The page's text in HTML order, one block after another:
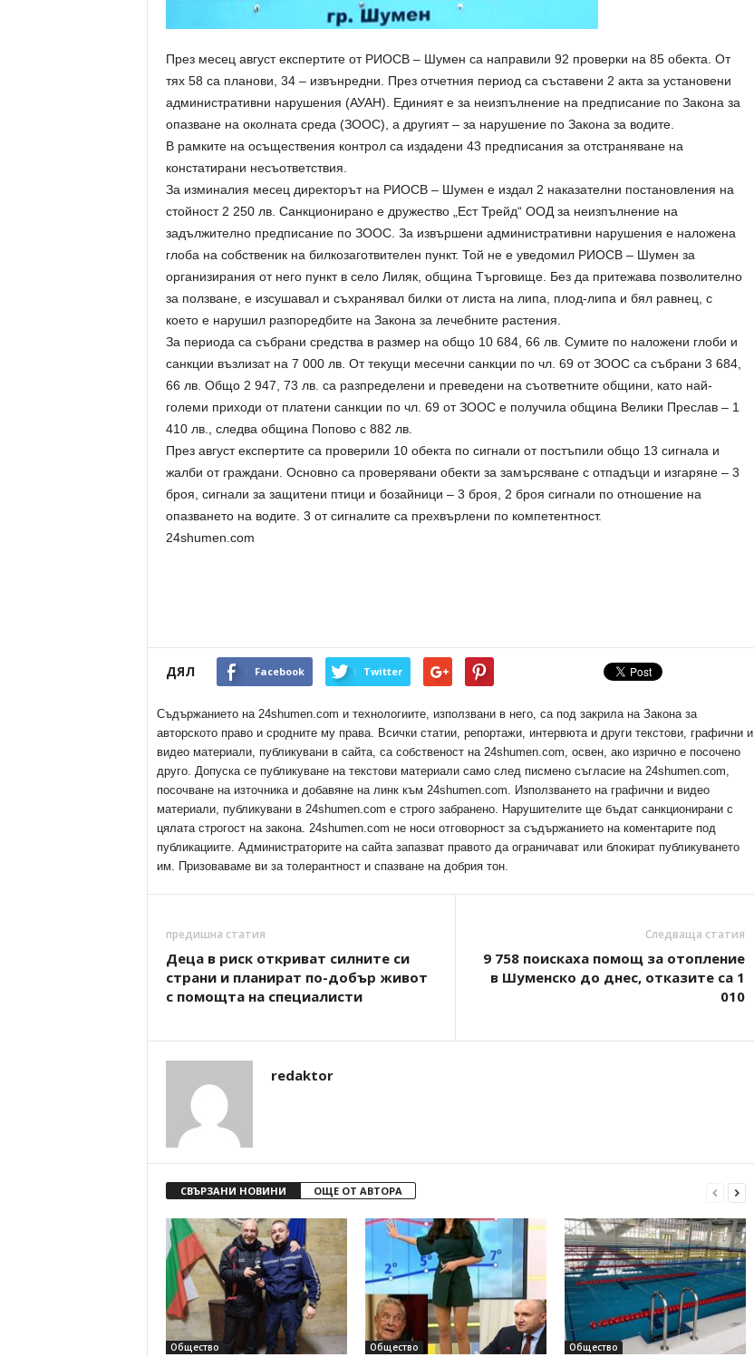
През месец август експертите от РИОСВ – Шумен са направили 92 проверки на 85 обекта. От
тях 58 са планови, 34 – извънредни. През отчетния период са съставени 2 акта за установени
административни нарушения (АУАН). Единият е за неизпълнение на предписание по Закона за
опазване на околната среда (ЗООС), а другият – за нарушение по Закона за водите.
В рамките на осъществения контрол са издадени 43 предписания за отстраняване на
констатирани несъответствия.
За изминалия месец директорът на РИОСВ – Шумен е издал 2 наказателни постановления на
стойност 2 250 лв. Санкционирано е дружество „Ест Трейд“ ООД за неизпълнение на
задължително предписание по ЗООС. За извършени административни нарушения е наложена
глоба на собственик на билкозаготвителен пункт. Той не е уведомил РИОСВ – Шумен за
организирания от него пункт в село Лиляк, община Търговище. Без да притежава позволително
за ползване, е изсушавал и съхранявал билки от листа на липа, плод-липа и бял равнец, с
което е нарушил разпоредбите на Закона за лечебните растения.
За периода са събрани средства в размер на общо 10 684, 66 лв. Сумите по наложени глоби и
санкции възлизат на 7 000 лв. От текущи месечни санкции по чл. 69 от ЗООС са събрани 3 684,
66 лв. Общо 2 947, 73 лв. са разпределени и преведени на съответните общини, като най-
големи приходи от платени санкции по чл. 69 от ЗООС е получила община Велики Преслав – 1
410 лв., следва община Попово с 882 лв.
През август експертите са проверили 10 обекта по сигнали от постъпили общо 13 сигнала и
жалби от граждани. Основно са проверявани обекти за замърсяване с отпадъци и изгаряне – 3
броя, сигнали за защитени птици и бозайници – 3 броя, 2 броя сигнали по отношение на
опазването на водите. 3 от сигналите са прехвърлени по компетентност.
24shumen.com
ДЯЛ Facebook Twitter
Съдържанието на 24shumen.com и технологиите, използвани в него, са под закрила на Закона за
авторското право и сродните му права. Всички статии, репортажи, интервюта и други текстови, графични и
видео материали, публикувани в сайта, са собственост на 24shumen.com, освен, ако изрично е посочено
друго. Допуска се публикуване на текстови материали само след писмено съгласие на 24shumen.com,
посочване на източника и добавяне на линк към 24shumen.com. Използването на графични и видео
материали, публикувани в 24shumen.com е строго забранено. Нарушителите ще бъдат санкционирани с
цялата строгост на закона. 24shumen.com не носи отговорност за съдържанието на коментарите под
публикациите. Администраторите на сайта запазват правото да ограничават или блокират публикуването
им. Призоваваме ви за толерантност и спазване на добрия тон.
предишна статия
Деца в риск откриват силните си
страни и планират по-добър живот
с помощта на специалисти
Следваща статия
9 758 поискаха помощ за отопление
в Шуменско до днес, отказите са 1
010
redaktor
СВЪРЗАНИ НОВИНИ ОЩЕ ОТ АВТОРА
Общество Общество Общество